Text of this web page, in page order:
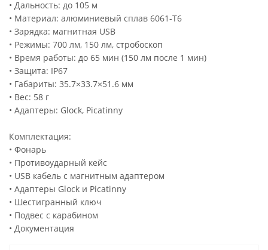
• Дальность: до 105 м
• Материал: алюминиевый сплав 6061-T6
• Зарядка: магнитная USB
• Режимы: 700 лм, 150 лм, стробоскоп
• Время работы: до 65 мин (150 лм после 1 мин)
• Защита: IP67
• Габариты: 35.7×33.7×51.6 мм
• Вес: 58 г
• Адаптеры: Glock, Picatinny
Комплектация:
• Фонарь
• Противоударный кейс
• USB кабель с магнитным адаптером
• Адаптеры Glock и Picatinny
• Шестигранный ключ
• Подвес с карабином
• Документация